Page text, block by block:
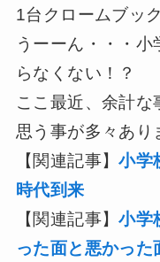
1台クロームブッ
うーーん・・・
らなくない！？
ここ最近、余計な
思う事が多々あり
【関連記事】小学
時代到来
【関連記事】小学
った面と悪かった